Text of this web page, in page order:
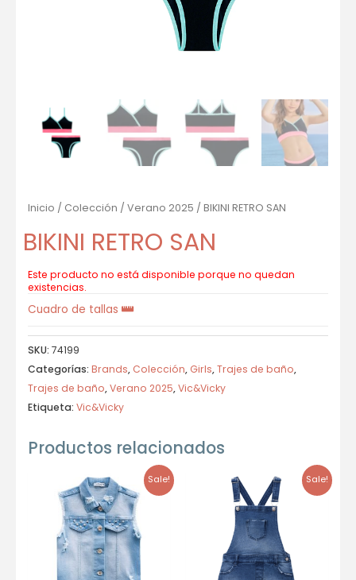
Inicio / Colección / Verano 2025 / BIKINI RETRO SAN
BIKINI RETRO SAN
Este producto no está disponible porque no quedan
existencias.
Cuadro de tallas
SKU: 74199
Categorías: Brands, Colección, Girls,Trajes de baño,
Trajes de baño,Verano 2025,Vic&Vicky
Etiqueta: Vic&Vicky
Productos relacionados
Sale! Sale!